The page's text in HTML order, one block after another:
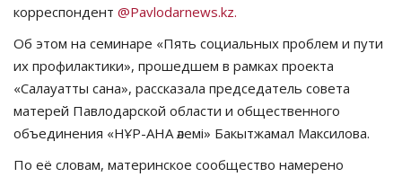
Язык
Қазақша Русский
корреспондент @Pavlodarnews.kz.
Об этом на семинаре «Пять социальных проблем и пути
их профилактики», прошедшем в рамках проекта
«Салауатты сана», рассказала председатель совета
матерей Павлодарской области и общественного
объединения «НҰР-АНА әлемі» Бакытжамал Максилова.
По её словам, материнское сообщество намерено